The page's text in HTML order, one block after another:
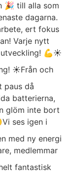
🎉 till alla som
dagarna.
ert fokus
Varje nytt
💪​☀️
☀️​Från och
paus då
batterierna,
glöm inte bort
​Vi ses igen i
med ny energi
medlemmar
fantastisk